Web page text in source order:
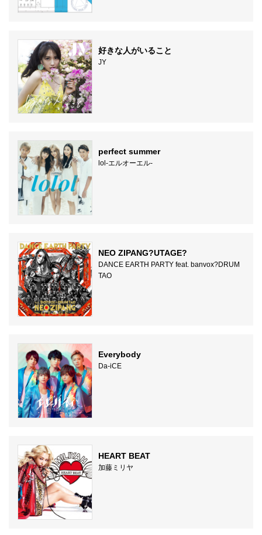
好きな人がいること
JY
perfect summer
lol-エルオーエル-
NEO ZIPANG?UTAGE?
DANCE EARTH PARTY feat. banvox?DRUM
TAO
Everybody
Da-iCE
HEART BEAT
加藤ミリヤ